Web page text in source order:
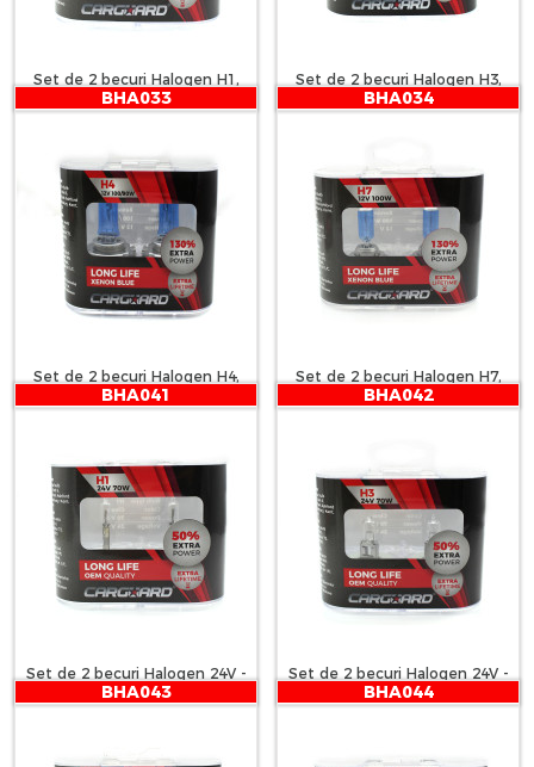
Set de 2 becuri Halogen H1,
100W +130% Intensitate -
Set de 2 becuri Halogen H3,
100W +130% Intensitate -
BHA033
Set de 2 becuri Halogen H4,
100W +130% Intensitate -
BHA034
Set de 2 becuri Halogen H7,
100W +130% Intensitate -
BHA041
Set de 2 becuri Halogen 24V -
H1, 70W, +50% Intensitate -
BHA042
Set de 2 becuri Halogen 24V -
H3, 70W, +50% Intensitate -
BHA043 BHA044